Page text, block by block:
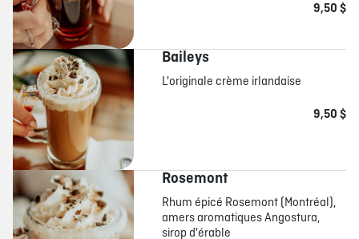
9,50 $
Baileys
L'originale crème irlandaise
9,50 $
Rosemont
Rhum épicé Rosemont (Montréal),
amers aromatiques Angostura,
sirop d'érable